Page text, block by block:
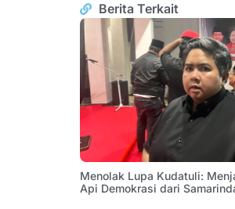
Berita Terkait
Menolak Lupa Kudatuli:
Api Demokrasi dari